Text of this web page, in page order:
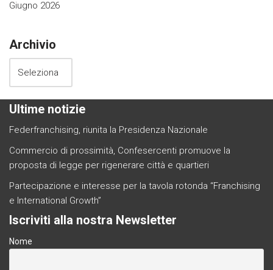
Giugno 2026
Archivio
Ultime notizie
Federfranchising, riunita la Presidenza Nazionale
Commercio di prossimità, Confesercenti promuove la
proposta di legge per rigenerare città e quartieri
Partecipazione e interesse per la tavola rotonda “Franchising
e International Growth”
Iscriviti alla nostra Newsletter
Nome